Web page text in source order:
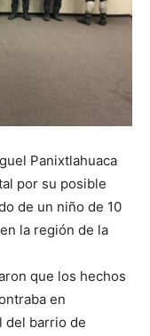
Panixtlahuaca
por su posible
de un niño de 10
la región de la
que los hechos
en
del barrio de